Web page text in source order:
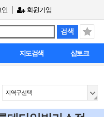
인 회원가입
지도검색 샵토크
지역구선택